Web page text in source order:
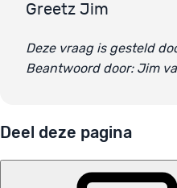
Greetz Jim
Deze vraag is gesteld
Beantwoord door: Jim
Deel deze pagina